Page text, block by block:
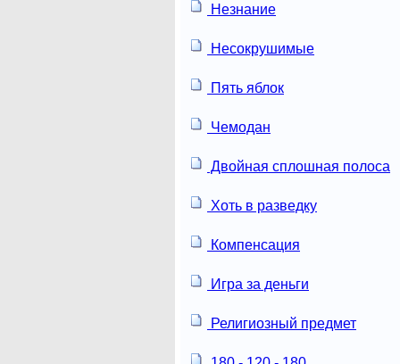
Незнание
Несокрушимые
Пять яблок
Чемодан
Двойная сплошная полоса
Хоть в разведку
Компенсация
Игра за деньги
Религиозный предмет